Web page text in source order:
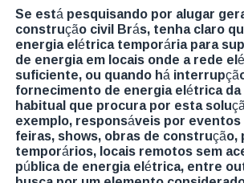
Se está pesquisando por alugar
construção civil Brás, tenha claro
energia elétrica temporária para
de energia em locais onde a rede
suficiente, ou quando há
fornecimento de energia elétrica
habitual que procura por esta
exemplo, responsáveis por
feiras, shows, obras de
temporários, locais remotos sem
pública de energia elétrica, entre